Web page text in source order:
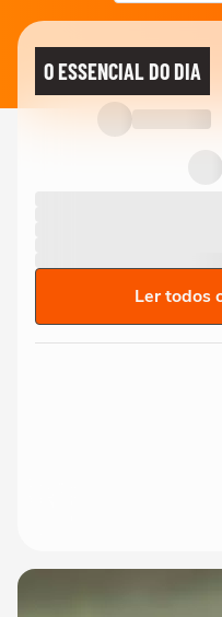
O ESSENCIAL DO DIA
Ler todos